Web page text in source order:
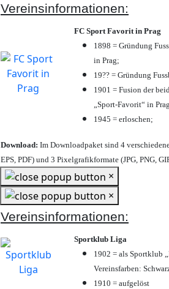
Vereinsinformationen:
FC Sport Favorit in Prag
1898 = Gründung
in Prag;
19?? = Gründung
1901 = Fusion der
„Sport-Favorit“ in
1945 = erloschen;
Download: Im Downloadpaket sind 4
EPS, PDF) und 3 Pixelgrafikformate (JPG, PNG,
×
×
Vereinsinformationen:
Sportklub Liga
1902 = als Sportklub
Vereinsfarben:
1910 = aufgelöst